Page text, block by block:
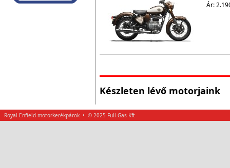
Ár:
Készleten lévő motorjaink
Royal Enfield motorkerékpárok • © 2025 Full-Gas Kft